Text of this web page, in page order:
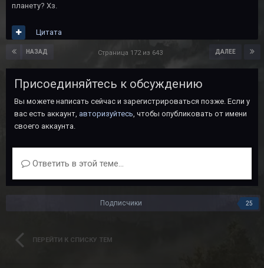
планету? Хз.
Цитата
НАЗАД ДАЛЕЕ
Страница 172 из 643
Присоединяйтесь к обсуждению
Вы можете написать сейчас и зарегистрироваться позже. Если у
вас есть аккаунт, авторизуйтесь, чтобы опубликовать от имени
своего аккаунта.
Ответить в этой теме...
Подписчики 25
ПЕРЕЙТИ К СПИСКУ ТЕМ